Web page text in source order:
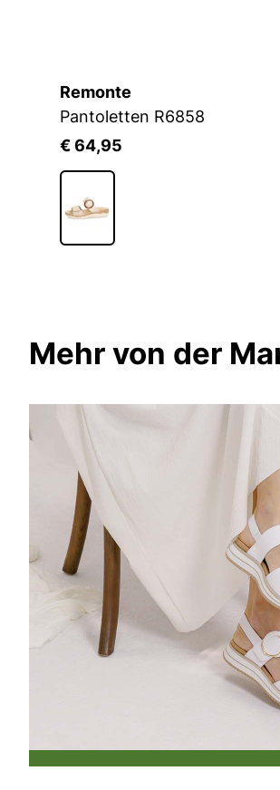
Remonte
Pantoletten R6858
€ 64,95
Mehr von der